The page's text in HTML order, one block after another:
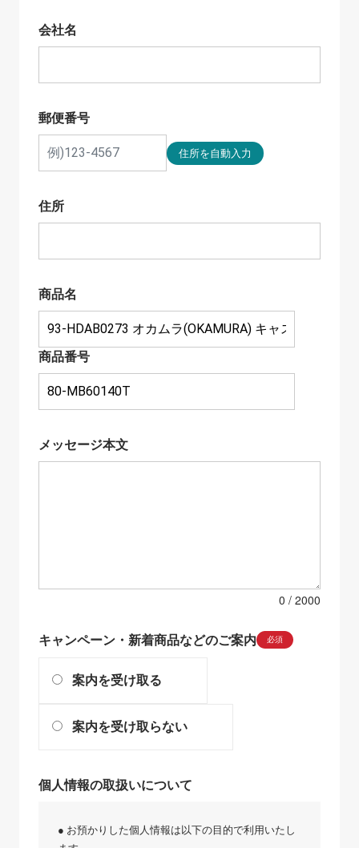
会社名
郵便番号
住所
商品名
商品番号
メッセージ本文
0
キャンペーン・新着商品などのご案内 必須
案内を受け取る
案内を受け取らない
個人情報の取扱いについて
● お預かりした個人情報は以下の目的で利用いたし